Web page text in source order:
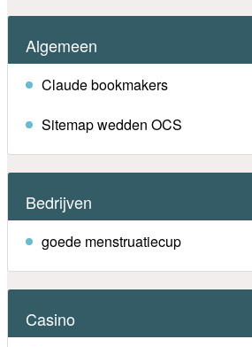
Algemeen
Claude bookmakers
Sitemap wedden OCS
Bedrijven
goede menstruatiecup
Casino